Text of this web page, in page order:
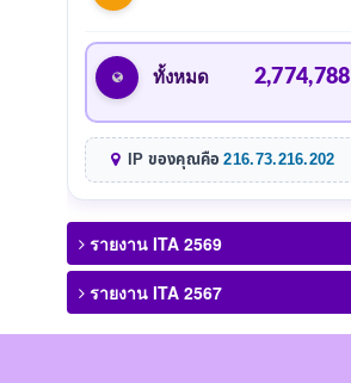
ทั้งหมด 2,774,788
IP ของคุณคือ216.73.216.202
รายงาน ITA 2569
รายงาน ITA 2567